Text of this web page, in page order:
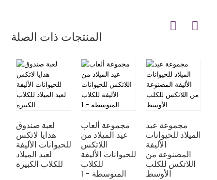
المنتجات ذات الصلة
لعبة صندوق
هدايا لاتكس
للحيوانات الأليفة
لعيد الميلاد
للكلاب الكبيرة
مجموعة ألعاب
عيد الميلاد من
اللاتكس
للحيوانات الأليفة
للكلاب
المتوسطة - 1
مجموعة عيد
الميلاد للحيوانات
الأليفة
المصنوعة من
اللاتكس للكلب
الأوسط